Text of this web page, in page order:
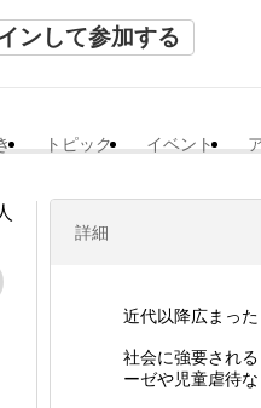
ンして参加する
トピック イベント
詳細
近代以降広まった
社会に強要され
ーゼや児童虐待